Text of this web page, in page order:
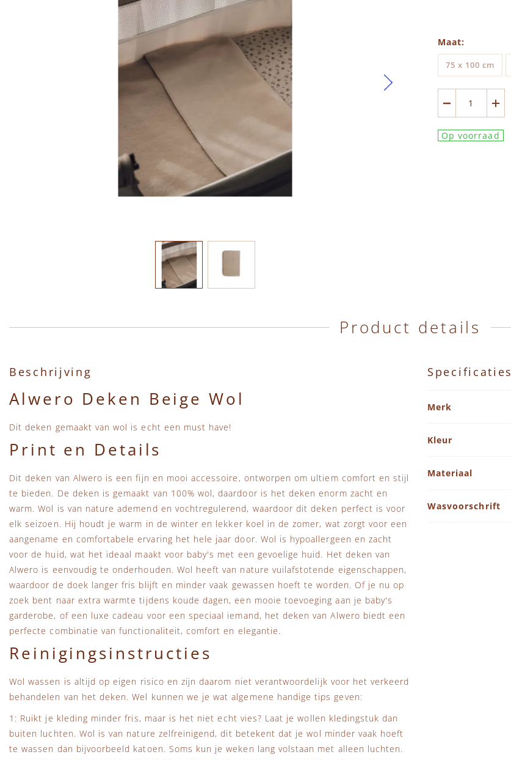
Maat
75 x 100 cm
Op voorraad
Product details
Beschrijving
Alwero Deken Beige Wol
Dit deken gemaakt van wol is echt een must have!
Print en Details
Dit deken van Alwero is een fijn en mooi accessoire, ontworpen om ultiem comfort en stijl
te bieden. De deken is gemaakt van 100% wol, daardoor is het deken enorm zacht en
warm. Wol is van nature ademend en vochtregulerend, waardoor dit deken perfect is voor
elk seizoen. Hij houdt je warm in de winter en lekker koel in de zomer, wat zorgt voor een
aangename en comfortabele ervaring het hele jaar door. Wol is hypoallergeen en zacht
voor de huid, wat het ideaal maakt voor baby's met een gevoelige huid. Het deken van
Alwero is eenvoudig te onderhouden. Wol heeft van nature vuilafstotende eigenschappen,
waardoor de doek langer fris blijft en minder vaak gewassen hoeft te worden. Of je nu op
zoek bent naar extra warmte tijdens koude dagen, een mooie toevoeging aan je baby's
garderobe, of een luxe cadeau voor een speciaal iemand, het deken van Alwero biedt een
perfecte combinatie van functionaliteit, comfort en elegantie.
Reinigingsinstructies
Wol wassen is altijd op eigen risico en zijn daarom niet verantwoordelijk voor het verkeerd
behandelen van het deken. Wel kunnen we je wat algemene handige tips geven:
1: Ruikt je kleding minder fris, maar is het niet echt vies? Laat je wollen kledingstuk dan
buiten luchten. Wol is van nature zelfreinigend, dit betekent dat je wol minder vaak hoeft
te wassen dan bijvoorbeeld katoen. Soms kun je weken lang volstaan met alleen luchten.
Specificaties
Merk
Kleur
Materiaal
Wasvoorschrift